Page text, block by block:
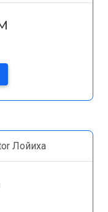
Лойиха